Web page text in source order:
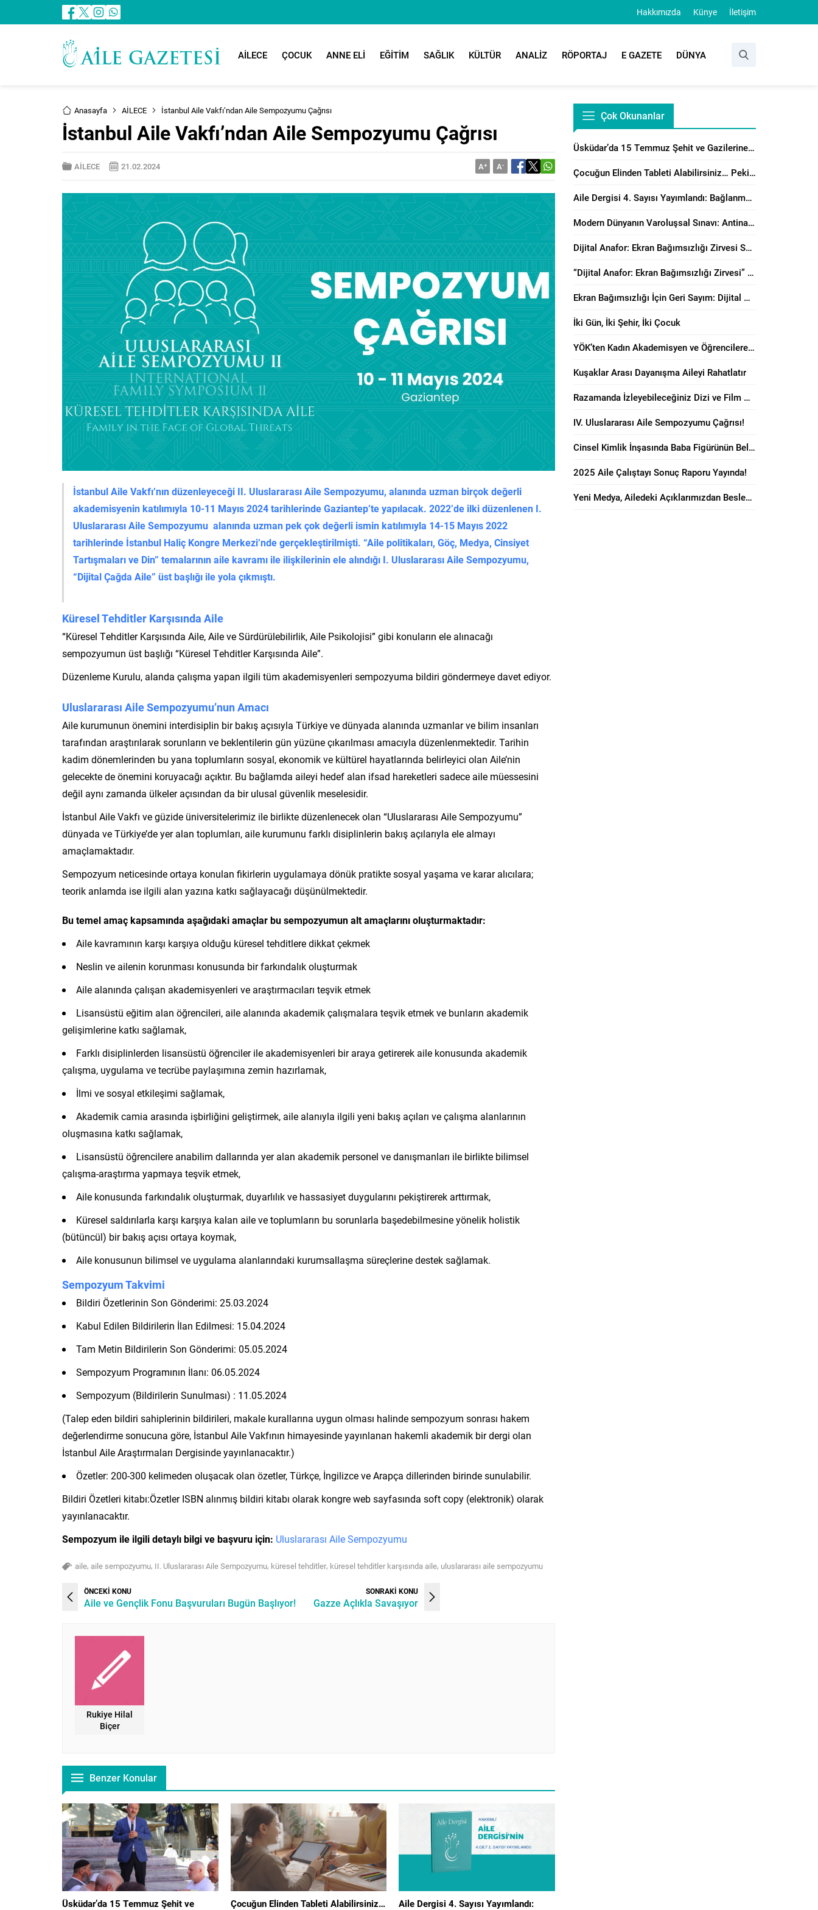
Hakkımızda Künye İletişim
AİLECE ÇOCUK ANNE ELİ EĞİTİM SAĞLIK KÜLTÜR ANALİZ RÖPORTAJ E GAZETE DÜNYA
Anasayfa AİLECE İstanbul Aile Vakfı’ndan Aile Sempozyumu Çağrısı
İstanbul Aile Vakfı’ndan Aile Sempozyumu Çağrısı
AİLECE 21.02.2024 A+ A-
İstanbul Aile Vakfı’nın düzenleyeceği II. Uluslararası Aile Sempozyumu, alanında uzman birçok değerli
akademisyenin katılımıyla 10-11 Mayıs 2024 tarihlerinde Gaziantep’te yapılacak. 2022’de ilki düzenlenen I.
Uluslararası Aile Sempozyumu alanında uzman pek çok değerli ismin katılımıyla 14-15 Mayıs 2022
tarihlerinde İstanbul Haliç Kongre Merkezi’nde gerçekleştirilmişti. “Aile politikaları, Göç, Medya, Cinsiyet
Tartışmaları ve Din” temalarının aile kavramı ile ilişkilerinin ele alındığı I. Uluslararası Aile Sempozyumu,
“Dijital Çağda Aile” üst başlığı ile yola çıkmıştı.
Küresel Tehditler Karşısında Aile
“Küresel Tehditler Karşısında Aile, Aile ve Sürdürülebilirlik, Aile Psikolojisi” gibi konuların ele alınacağı
sempozyumun üst başlığı “Küresel Tehditler Karşısında Aile”.
Düzenleme Kurulu, alanda çalışma yapan ilgili tüm akademisyenleri sempozyuma bildiri göndermeye davet ediyor.
Uluslararası Aile Sempozyumu’nun Amacı
Aile kurumunun önemini interdisiplin bir bakış açısıyla Türkiye ve dünyada alanında uzmanlar ve bilim insanları
tarafından araştırılarak sorunların ve beklentilerin gün yüzüne çıkarılması amacıyla düzenlenmektedir. Tarihin
kadim dönemlerinden bu yana toplumların sosyal, ekonomik ve kültürel hayatlarında belirleyici olan Aile’nin
gelecekte de önemini koruyacağı açıktır. Bu bağlamda aileyi hedef alan ifsad hareketleri sadece aile müessesini
değil aynı zamanda ülkeler açısından da bir ulusal güvenlik meselesidir.
İstanbul Aile Vakfı ve güzide üniversitelerimiz ile birlikte düzenlenecek olan “Uluslararası Aile Sempozyumu”
dünyada ve Türkiye’de yer alan toplumları, aile kurumunu farklı disiplinlerin bakış açılarıyla ele almayı
amaçlamaktadır.
Sempozyum neticesinde ortaya konulan fikirlerin uygulamaya dönük pratikte sosyal yaşama ve karar alıcılara;
teorik anlamda ise ilgili alan yazına katkı sağlayacağı düşünülmektedir.
Bu temel amaç kapsamında aşağıdaki amaçlar bu sempozyumun alt amaçlarını oluşturmaktadır:
Aile kavramının karşı karşıya olduğu küresel tehditlere dikkat çekmek
Neslin ve ailenin korunması konusunda bir farkındalık oluşturmak
Aile alanında çalışan akademisyenleri ve araştırmacıları teşvik etmek
Lisansüstü eğitim alan öğrencileri, aile alanında akademik çalışmalara teşvik etmek ve bunların akademik
gelişimlerine katkı sağlamak,
Farklı disiplinlerden lisansüstü öğrenciler ile akademisyenleri bir araya getirerek aile konusunda akademik
çalışma, uygulama ve tecrübe paylaşımına zemin hazırlamak,
İlmi ve sosyal etkileşimi sağlamak,
Akademik camia arasında işbirliğini geliştirmek, aile alanıyla ilgili yeni bakış açıları ve çalışma alanlarının
oluşmasına katkı sağlamak,
Lisansüstü öğrencilere anabilim dallarında yer alan akademik personel ve danışmanları ile birlikte bilimsel
çalışma-araştırma yapmaya teşvik etmek,
Aile konusunda farkındalık oluşturmak, duyarlılık ve hassasiyet duygularını pekiştirerek arttırmak,
Küresel saldırılarla karşı karşıya kalan aile ve toplumların bu sorunlarla başedebilmesine yönelik holistik
(bütüncül) bir bakış açısı ortaya koymak,
Aile konusunun bilimsel ve uygulama alanlarındaki kurumsallaşma süreçlerine destek sağlamak.
Sempozyum Takvimi
Bildiri Özetlerinin Son Gönderimi: 25.03.2024
Kabul Edilen Bildirilerin İlan Edilmesi: 15.04.2024
Tam Metin Bildirilerin Son Gönderimi: 05.05.2024
Sempozyum Programının İlanı: 06.05.2024
Sempozyum (Bildirilerin Sunulması) : 11.05.2024
(Talep eden bildiri sahiplerinin bildirileri, makale kurallarına uygun olması halinde sempozyum sonrası hakem
değerlendirme sonucuna göre, İstanbul Aile Vakfının himayesinde yayınlanan hakemli akademik bir dergi olan
İstanbul Aile Araştırmaları Dergisinde yayınlanacaktır.)
Özetler: 200-300 kelimeden oluşacak olan özetler, Türkçe, İngilizce ve Arapça dillerinden birinde sunulabilir.
Bildiri Özetleri kitabı:Özetler ISBN alınmış bildiri kitabı olarak kongre web sayfasında soft copy (elektronik) olarak
yayınlanacaktır.
Sempozyum ile ilgili detaylı bilgi ve başvuru için: Uluslararası Aile Sempozyumu
aile, aile sempozyumu, II. Uluslararası Aile Sempozyumu, küresel tehditler, küresel tehditler karşısında aile, uluslararası aile sempozyumu
ÖNCEKİ KONU
Aile ve Gençlik Fonu Başvuruları Bugün Başlıyor!
SONRAKİ KONU
Gazze Açlıkla Savaşıyor
Rukiye Hilal
Biçer
Benzer Konular
Üsküdar’da 15 Temmuz Şehit ve
Çocuğun Elinden Tableti Alabilirsiniz…
Aile Dergisi 4. Sayısı Yayımlandı:
Çok Okunanlar
Üsküdar’da 15 Temmuz Şehit ve Gazilerine Anlamlı Program
Çocuğun Elinden Tableti Alabilirsiniz… Peki Yerine Ne Vereceksiniz?
Aile Dergisi 4. Sayısı Yayımlandı: Bağlanma, Örgütsel Çatışma Çözümü ve Manevi Danışmanlık Perspektiflerinden Aile Çalışmaları
Modern Dünyanın Varoluşsal Sınavı: Antinatalizm’e Karşı Neslin Muhafazasının Önemi
Dijital Anafor: Ekran Bağımsızlığı Zirvesi Sonuç Bildirisi Yayımlandı!
“Dijital Anafor: Ekran Bağımsızlığı Zirvesi” İstanbul’da Başladı
Ekran Bağımsızlığı İçin Geri Sayım: Dijital Anafor Zirvesi Başlıyor!
İki Gün, İki Şehir, İki Çocuk
YÖK’ten Kadın Akademisyen ve Öğrencilere “Anne Dostu” Karar!
Kuşaklar Arası Dayanışma Aileyi Rahatlatır
Razamanda İzleyebileceğiniz Dizi ve Film Önerileri!
IV. Uluslararası Aile Sempozyumu Çağrısı!
Cinsel Kimlik İnşasında Baba Figürünün Belirleyici Rolü
2025 Aile Çalıştayı Sonuç Raporu Yayında!
Yeni Medya, Ailedeki Açıklarımızdan Besleniyor!